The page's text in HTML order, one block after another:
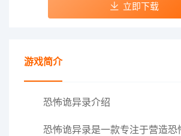
立即下载
游戏简介
恐怖诡异录介绍
恐怖诡异录是一款专注于营造恐